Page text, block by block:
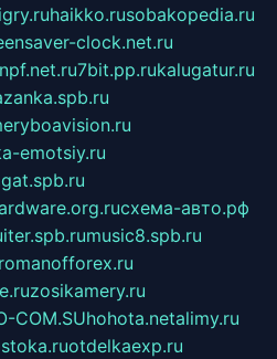
haikko.rusobakopedia.ru
clock.net.ru
npf.net.ru7bit.pp.rukalugatur.ru
emotsiy.ru
схема-авто.рф
music8.spb.ru
romanofforex.ru
zosikamery.ru
COM.SUhohota.netalimy.ru
otdelkaexp.ru